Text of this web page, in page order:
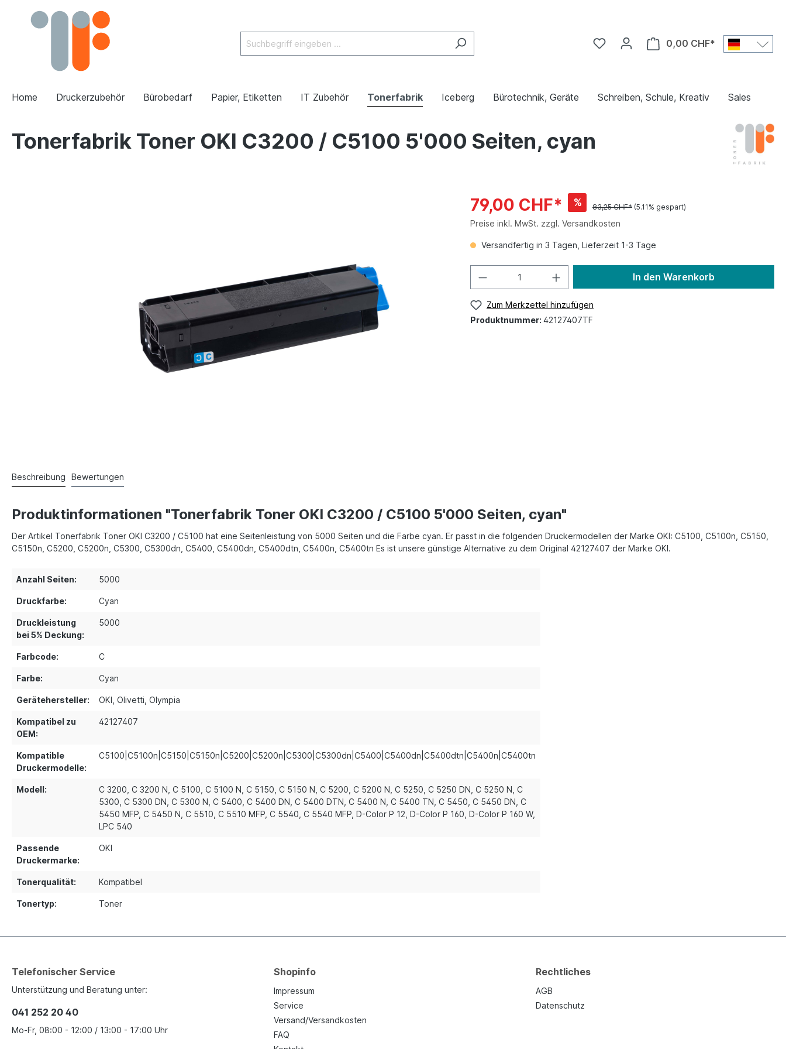
0,00 CHF*
Home Druckerzubehör Bürobedarf Papier, Etiketten IT Zubehör Tonerfabrik Iceberg Bürotechnik, Geräte Schreiben, Schule, Kreativ Sales
Tonerfabrik Toner OKI C3200 / C5100 5'000 Seiten, cyan
79,00 CHF* % 83,25 CHF* (5.11% gespart)
Preise inkl. MwSt. zzgl. Versandkosten
Versandfertig in 3 Tagen, Lieferzeit 1-3 Tage
In den Warenkorb
Zum Merkzettel hinzufügen
Produktnummer: 42127407TF
Beschreibung Bewertungen
Produktinformationen "Tonerfabrik Toner OKI C3200 / C5100 5'000 Seiten, cyan"
Der Artikel Tonerfabrik Toner OKI C3200 / C5100 hat eine Seitenleistung von 5000 Seiten und die Farbe cyan. Er passt in die folgenden Druckermodellen der Marke OKI: C5100, C5100n, C5150,
C5150n, C5200, C5200n, C5300, C5300dn, C5400, C5400dn, C5400dtn, C5400n, C5400tn Es ist unsere günstige Alternative zu dem Original 42127407 der Marke OKI.
Anzahl Seiten: 5000
Druckfarbe: Cyan
Druckleistung
bei 5% Deckung:
5000
Farbcode: C
Farbe: Cyan
Gerätehersteller: OKI , Olivetti , Olympia
Kompatibel zu
OEM:
42127407
Kompatible
Druckermodelle:
C5100|C5100n|C5150|C5150n|C5200|C5200n|C5300|C5300dn|C5400|C5400dn|C5400dtn|C5400n|C5400tn
Modell: C 3200 , C 3200 N , C 5100 , C 5100 N , C 5150 , C 5150 N , C 5200 , C 5200 N , C 5250 , C 5250 DN , C 5250 N , C
5300 , C 5300 DN , C 5300 N , C 5400 , C 5400 DN , C 5400 DTN , C 5400 N , C 5400 TN , C 5450 , C 5450 DN , C
5450 MFP , C 5450 N , C 5510 , C 5510 MFP , C 5540 , C 5540 MFP , D-Color P 12 , D-Color P 160 , D-Color P 160 W,
LPC 540
Passende
Druckermarke:
OKI
Tonerqualität: Kompatibel
Tonertyp: Toner
Telefonischer Service
Unterstützung und Beratung unter:
041 252 20 40
Mo-Fr, 08:00 - 12:00 / 13:00 - 17:00 Uhr
Shopinfo
Impressum
Service
Versand/Versandkosten
FAQ
Rechtliches
AGB
Datenschutz